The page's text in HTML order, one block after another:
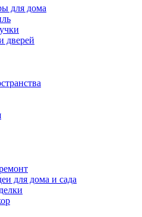
для дома
дверей
для дома и сада